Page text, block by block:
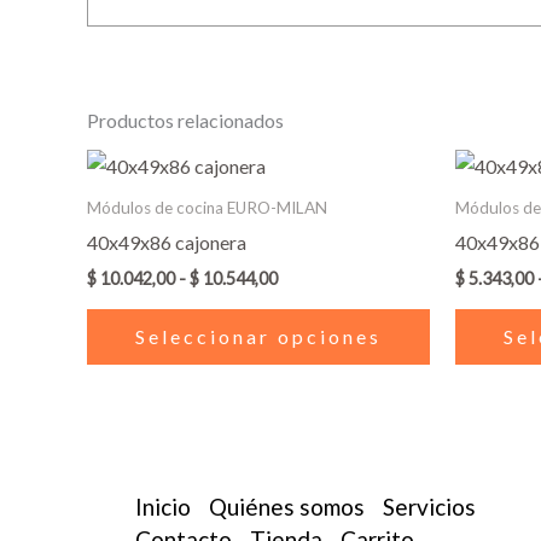
Productos relacionados
Módulos de cocina EURO-MILAN
40x49x86 cajonera
$ 10.042,00 -$ 10.544,00
precios:
hasta
$ 10.544,00
Seleccionar opciones
Este
producto
múltiples
variantes.
opciones
la
Módulos
$5.343,00
Inicio Quiénes somos
Servicios